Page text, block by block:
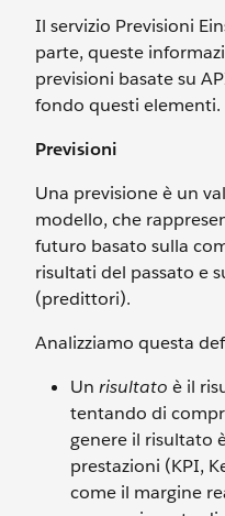
Il servizio Previsioni
parte, queste
previsioni basate su
fondo questi elementi.
Previsioni
Una previsione è un
modello, che
futuro basato sulla
risultati del passato e
(predittori).
Analizziamo questa
Un risultato è il
tentando di
genere il risultato
prestazioni (KPI,
come il margine